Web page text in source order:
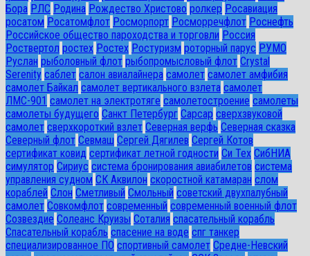
Бора РЛС Родина Рождество Христово ролкер Росавиация
росатом Росатомфлот Росморпорт Росморречфлот Роснефть
Российское общество пароходства и торговли Россия
Роствертол ростех Ростех Ростуризм роторный парус РУМО
Руслан рыболовный флот рыбопромысловый флот Сrystal
Serenity саблет салон авиалайнера самолет самолет амфибия
самолет Байкал самолет вертикального взлета самолет
ЛМС-901 самолет на электротяге самолетостроение самолеты
самолеты будущего Санкт Петербург Сарсар сверхзвуковой
самолет сверхкороткий взлет Северная верфь Северная сказка
Северный флот Севмаш Сергей Дягилев Сергей Котов
сертификат ковид сертификат летной годности Си Тех СибНИА
симулятор Сириус система бронирования авиабилетов система
управления судном СК Аквилон скоростной катамаран слом
кораблей Слон Сметливый Смольный советский двухпалубный
самолет Совкомфлот современный современный военный флот
Созвездие Солеанс Круизы Соталия спасательный корабль
Спасательный корабль спасение на воде спг танкер
специализированное ПО спортивный самолет Средне-Невский